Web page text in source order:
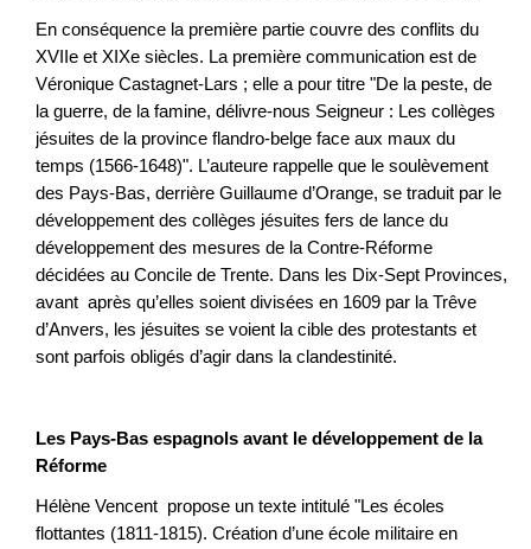
En conséquence la première partie couvre des conflits du
XVIIe et XIXe siècles. La première communication est de
Véronique Castagnet-Lars ; elle a pour titre "De la peste, de
la guerre, de la famine, délivre-nous Seigneur : Les collèges
jésuites de la province flandro-belge face aux maux du
temps (1566-1648)". L’auteure rappelle que le soulèvement
des Pays-Bas, derrière Guillaume d’Orange, se traduit par le
développement des collèges jésuites fers de lance du
développement des mesures de la Contre-Réforme
décidées au Concile de Trente. Dans les Dix-Sept Provinces,
avant après qu’elles soient divisées en 1609 par la Trêve
d’Anvers, les jésuites se voient la cible des protestants et
sont parfois obligés d’agir dans la clandestinité.
Les Pays-Bas espagnols avant le développement de la
Réforme
Hélène Vencent propose un texte intitulé "Les écoles
flottantes (1811-1815). Création d’une école militaire en